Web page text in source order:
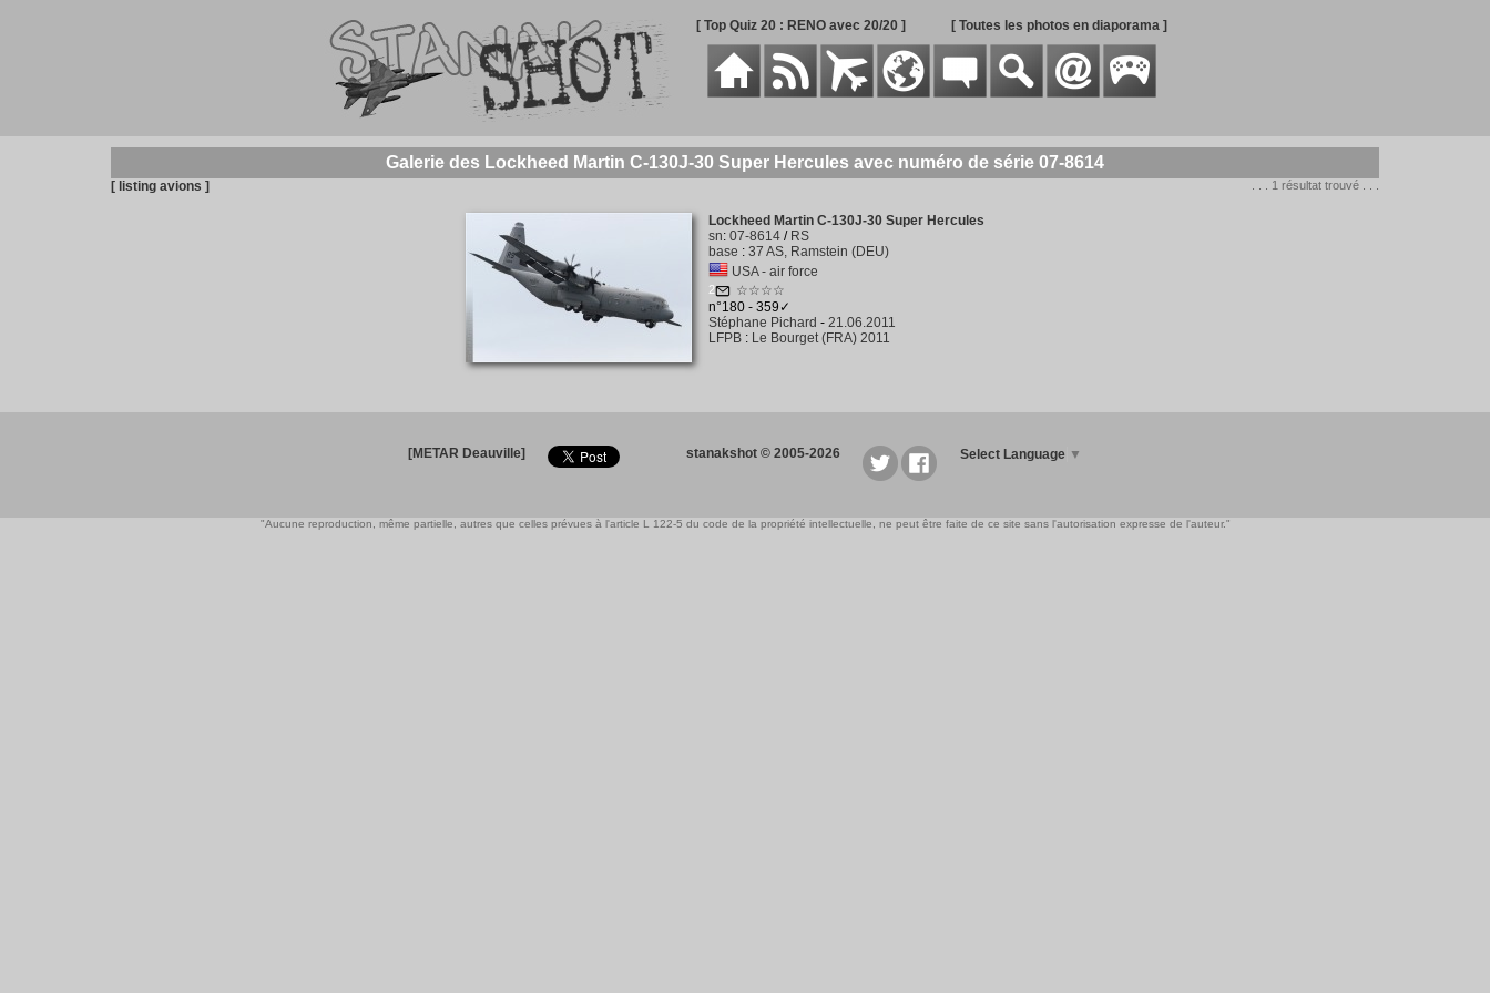
[ Top Quiz 20 : RENO avec 20/20 ] [ Toutes les photos en diaporama ]
Galerie des Lockheed Martin C-130J-30 Super Hercules avec numéro de série 07-8614
[ listing avions ] . . . 1 résultat trouvé . . .
Lockheed Martin C-130J-30 Super Hercules
sn: 07-8614/ RS
base : 37 AS, Ramstein (DEU)
USA - air force
2
☆☆☆☆
n°180 - 359✓
Stéphane Pichard - 21.06.2011
LFPB: Le Bourget (FRA) 2011
[METAR Deauville] stanakshot © 2005-2026 Select Language ▼
"Aucune reproduction, même partielle, autres que celles prévues à l'article L 122-5 du code de la propriété intellectuelle, ne peut être faite de ce site sans l'autorisation expresse de l'auteur."